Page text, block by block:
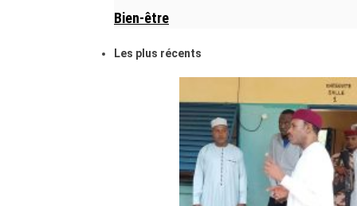
Bien-être
Les plus récents